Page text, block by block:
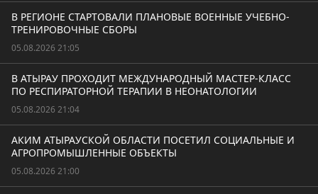
В РЕГИОНЕ СТАРТОВАЛИ ПЛАНОВЫЕ ВОЕННЫЕ УЧЕБНО-
ТРЕНИРОВОЧНЫЕ СБОРЫ
05.08.2026 21:05
В АТЫРАУ ПРОХОДИТ МЕЖДУНАРОДНЫЙ МАСТЕР-КЛАСС
ПО РЕСПИРАТОРНОЙ ТЕРАПИИ В НЕОНАТОЛОГИИ
05.08.2026 21:04
АКИМ АТЫРАУСКОЙ ОБЛАСТИ ПОСЕТИЛ СОЦИАЛЬНЫЕ И
АГРОПРОМЫШЛЕННЫЕ ОБЪЕКТЫ
05.08.2026 21:00